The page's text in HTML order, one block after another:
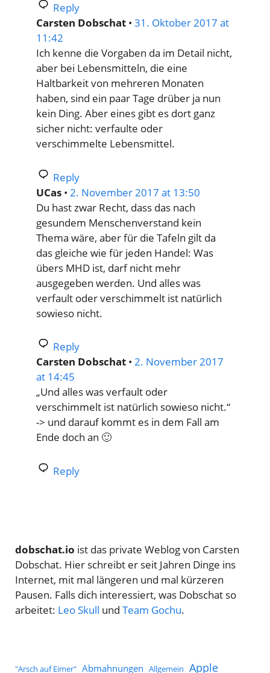
Reply
Carsten Dobschat • 31. Oktober 2017 at
11:42
Ich kenne die Vorgaben da im Detail nicht,
aber bei Lebensmitteln, die eine
Haltbarkeit von mehreren Monaten
haben, sind ein paar Tage drüber ja nun
kein Ding. Aber eines gibt es dort ganz
sicher nicht: verfaulte oder
verschimmelte Lebensmittel.
Reply
UCas • 2. November 2017 at 13:50
Du hast zwar Recht, dass das nach
gesundem Menschenverstand kein
Thema wäre, aber für die Tafeln gilt da
das gleiche wie für jeden Handel: Was
übers MHD ist, darf nicht mehr
ausgegeben werden. Und alles was
verfault oder verschimmelt ist natürlich
sowieso nicht.
Reply
Carsten Dobschat • 2. November 2017
at 14:45
„Und alles was verfault oder
verschimmelt ist natürlich sowieso nicht.“
-> und darauf kommt es in dem Fall am
Ende doch an 🙂
Reply
dobschat.io ist das private Weblog von Carsten
Dobschat. Hier schreibt er seit Jahren Dinge ins
Internet, mit mal längeren und mal kürzeren
Pausen. Falls dich interessiert, was Dobschat so
arbeitet: Leo Skull und Team Gochu.
"Arsch auf Eimer" Abmahnungen Allgemein Apple